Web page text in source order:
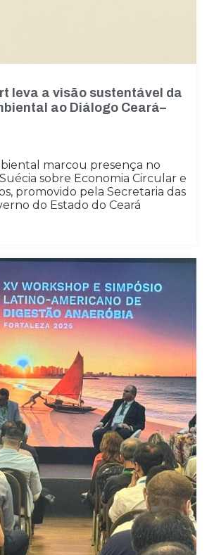
leva a visão sustentável da
ao Diálogo Ceará–
marcou presença no
sobre Economia Circular e
promovido pela Secretaria das
do Estado do Ceará